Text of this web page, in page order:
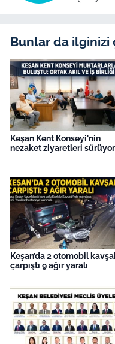
Bunlar da ilginizi
Keşan Kent Konseyi'nin
nezaket ziyaretleri sürüyor
Keşan’da 2 otomobil
çarpıştı 9 ağır yaralı